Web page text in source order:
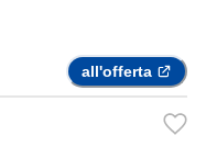
all'offerta